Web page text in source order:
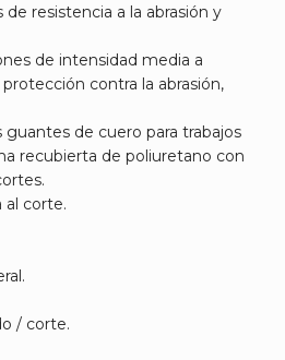
resistencia a la abrasión y
de intensidad media a
contra la abrasión,
de cuero para trabajos
recubierta de poliuretano con
al corte.
/ corte.